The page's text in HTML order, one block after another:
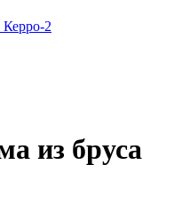
из бруса